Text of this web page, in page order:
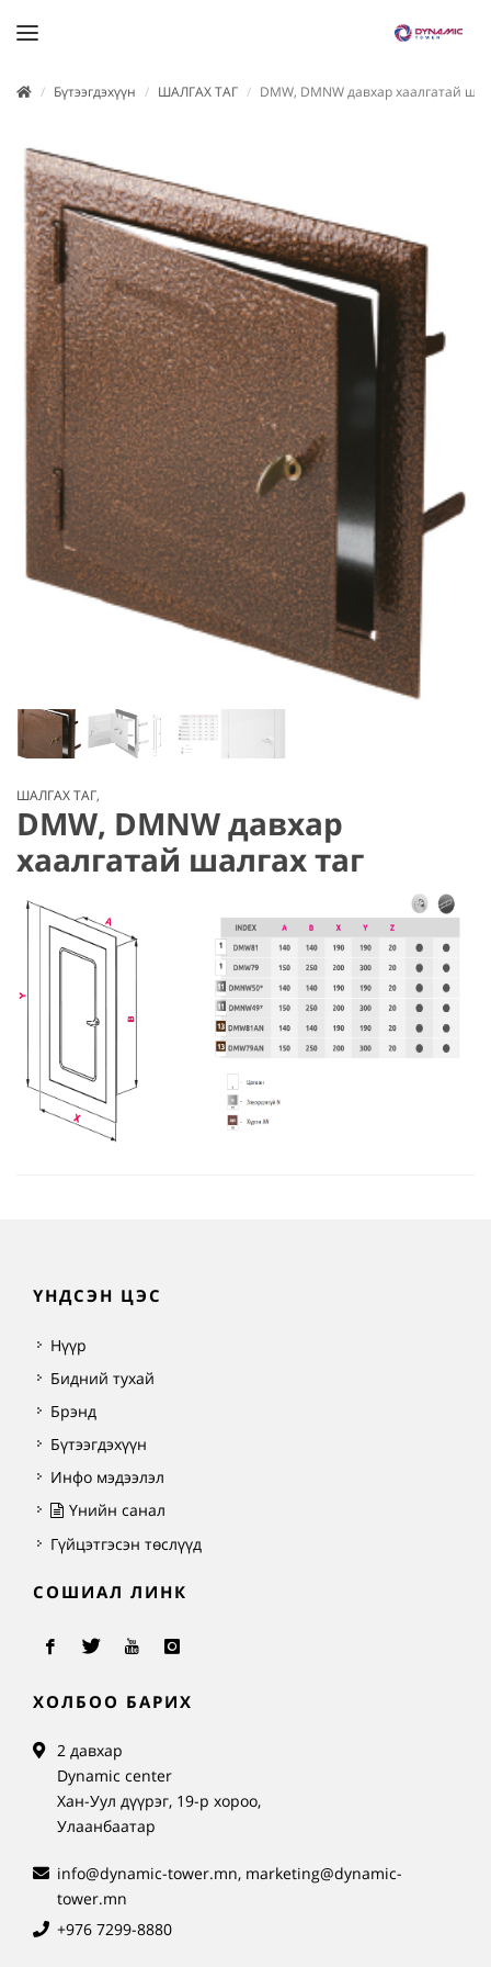
Бүтээгдэхүүн ШАЛГАХ ТАГ DMW, DMNW давхар хаалгатай
ШАЛГАХ ТАГ,
DMW, DMNW давхар
хаалгатай шалгах таг
ҮНДСЭН ЦЭС
Нүүр
Бидний тухай
Брэнд
Бүтээгдэхүүн
Инфо мэдээлэл
Үнийн санал
Гүйцэтгэсэн төслүүд
СОШИАЛ ЛИНК
ХОЛБОО БАРИХ
2 давхар
Dynamic center
Хан-Уул дүүрэг, 19-р хороо,
Улаанбаатар
info@dynamic-tower.mn, marketing@dynamic-
tower.mn
+976 7299-8880